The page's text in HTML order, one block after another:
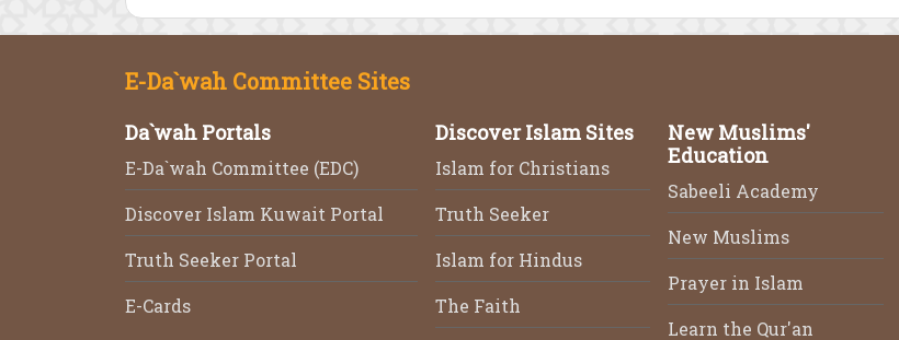
E-Da`wah Committee Sites
Da`wah Portals
E-Da`wah Committee (EDC)
Discover Islam Kuwait Portal
Truth Seeker Portal
E-Cards
Discover Islam Sites
Islam for Christians
Truth Seeker
Islam for Hindus
The Faith
New Muslims'
Education
Sabeeli Academy
New Muslims
Prayer in Islam
Learn the Qur'an